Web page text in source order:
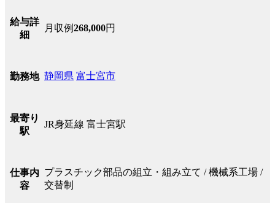
給与詳
細
月収例268,000円
勤務地 静岡県 富士宮市
最寄り
駅
JR身延線 富士宮駅
仕事内
容
プラスチック部品の組立・組み立て / 機械系工場 /
交替制